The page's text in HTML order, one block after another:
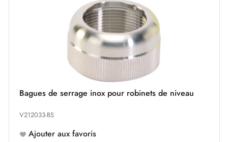
Bagues de serrage inox pour robinets de niveau
V212033-BS
Ajouter aux favoris